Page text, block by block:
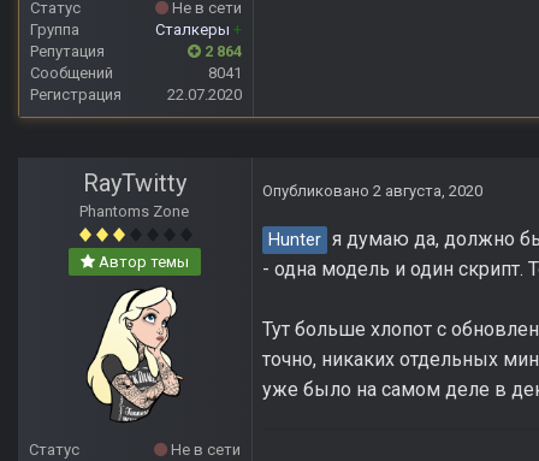
Статус
Не в сети
Группа
Сталкеры +
Репутация
2 864
Сообщений
8041
Регистрация
22.07.2020
RayTwitty
Phantoms Zone
Автор темы
Статус
Не в сети
Опубликовано 2 августа, 2020
Hunter я думаю да, должно
- одна модель и один скрипт.
Тут больше хлопот с
точно, никаких отдельных
уже было на самом деле в